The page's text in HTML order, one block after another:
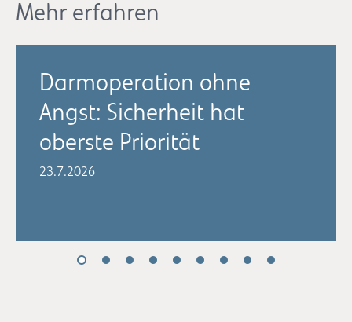
Mehr erfahren
Darmoperation ohne
Angst: Sicherheit hat
oberste Priorität
23.7.2026